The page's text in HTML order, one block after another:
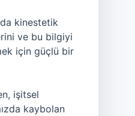
da kinestetik
ve bu bilgiyi
için güçlü bir
işitsel
kaybolan